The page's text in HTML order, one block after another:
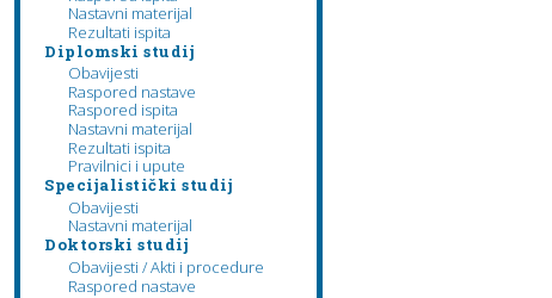
Nastavni materijal
Rezultati ispita
Diplomski studij
Obavijesti
Raspored nastave
Raspored ispita
Nastavni materijal
Rezultati ispita
Pravilnici i upute
Specijalistički studij
Obavijesti
Nastavni materijal
Doktorski studij
Obavijesti / Akti i procedure
Raspored nastave